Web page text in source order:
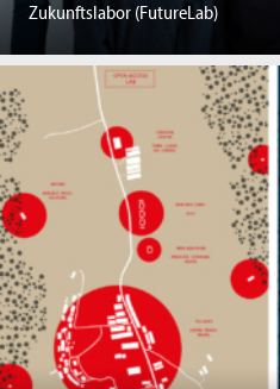
Zukunftslabor (FutureLab)